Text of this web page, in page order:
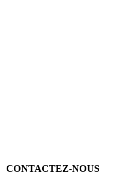
CONTACTEZ-NOUS